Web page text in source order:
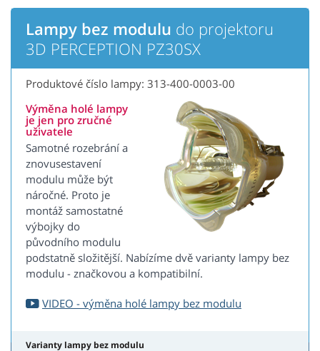
Lampy bez modulu do projektoru
3D PERCEPTION PZ30SX
Produktové číslo lampy: 313-400-0003-00
Výměna holé lampy
je jen pro zručné
uživatele
Samotné rozebrání a
znovusestavení
modulu může být
náročné. Proto je
montáž samostatné
výbojky do
původního modulu
podstatně složitější. Nabízíme dvě varianty lampy bez
modulu - značkovou a kompatibilní.
VIDEO - výměna holé lampy bez modulu
Varianty lampy bez modulu